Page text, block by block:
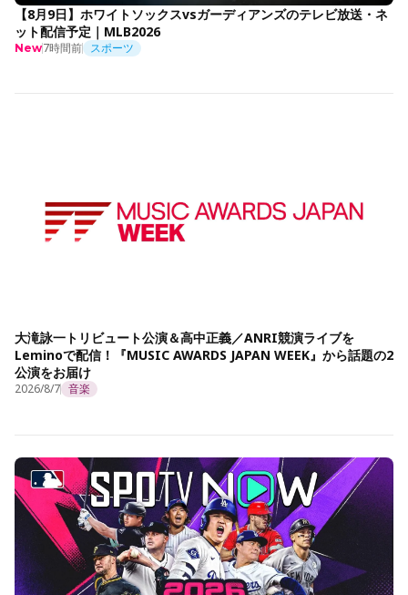
【8月9日】ホワイトソックスvsガーディアンズのテレビ放送・ネ
ット配信予定｜MLB2026
New7時間前 スポーツ
大滝詠一トリビュート公演＆高中正義／ANRI競演ライブを
Leminoで配信！『MUSIC AWARDS JAPAN WEEK』から話題の2
公演をお届け
2026/8/7 音楽